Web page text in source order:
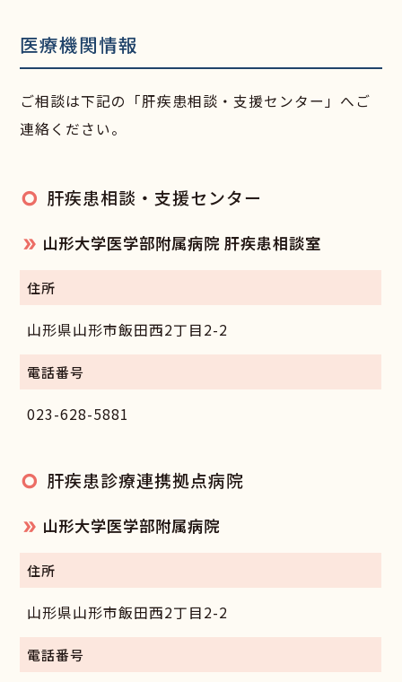
医療機関情報
ご相談は下記の「肝疾患相談・支援センター」へご
連絡ください。
肝疾患相談・支援センター
山形大学医学部附属病院 肝疾患相談室
住所
山形県山形市飯田西2丁目2-2
電話番号
023-628-5881
肝疾患診療連携拠点病院
山形大学医学部附属病院
住所
山形県山形市飯田西2丁目2-2
電話番号